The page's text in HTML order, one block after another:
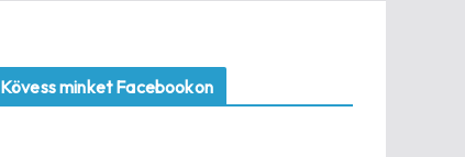
Kövess minket Facebookon